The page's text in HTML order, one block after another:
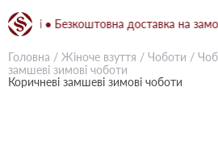
● Безкоштовна доставка на
Головна / Жіноче взуття / Чоботи /
замшеві зимові чоботи
Коричневі замшеві зимові чоботи